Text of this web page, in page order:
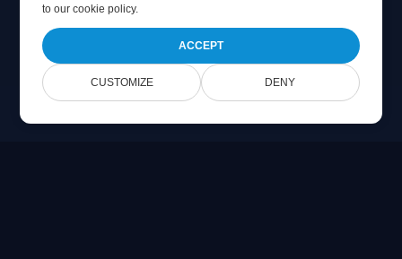
toour cookie policy.
ACCEPT
CUSTOMIZE DENY